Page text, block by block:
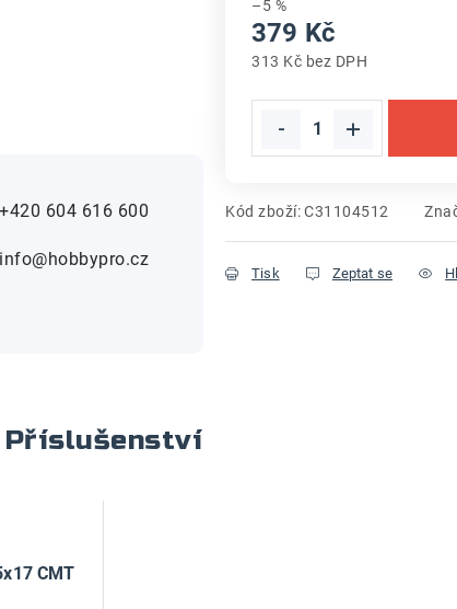
–5 %
379 Kč
313 Kč bez DPH
Kód zboží:C31104512
Tisk Zeptat se
+420 604 616 600
info@hobbypro.cz
Příslušenství
CMT